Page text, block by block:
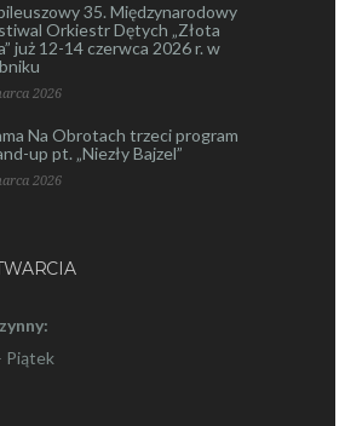
35. Międzynarodowy
Orkiestr Dętych „Złota
już 12-14 czerwca 2026 r. w
2026
Na Obrotach trzeci program
up pt. „Niezły Bajzel”
2026
Piątek